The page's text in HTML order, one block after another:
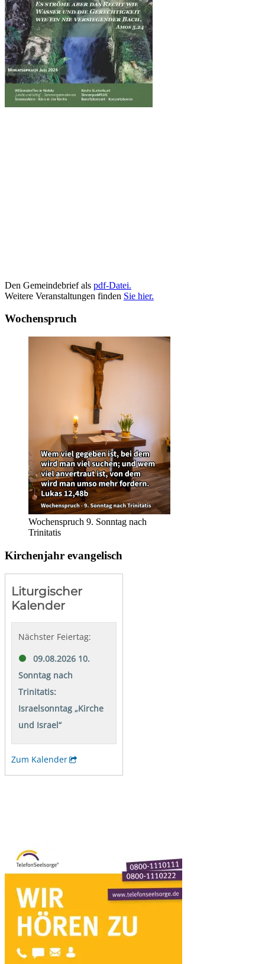
Den Gemeindebrief als pdf-Datei.
Weitere Veranstaltungen finden Sie hier.
Wochenspruch
Wochenspruch 9. Sonntag nach
Trinitatis
Kirchenjahr evangelisch